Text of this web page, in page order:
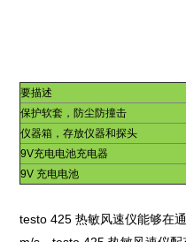
要描述
保护软套，防尘防撞击
仪器箱，存放仪器和探头
9V充电电池充电器
9V 充电电池
testo 425 热敏风速仪能够在